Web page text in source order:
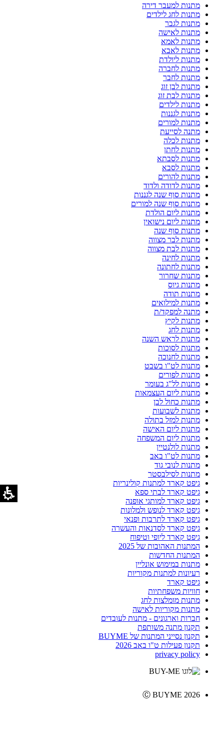
מתנות למעבר דירה
מתנות לחג לילדים
מתנות לגבר
מתנות לאישה
מתנות לאמא
מתנות לאבא
מתנות ליולדת
מתנות לחברה
מתנות לחבר
מתנות לבן זוג
מתנות לבת זוג
מתנות לילדים
מתנות לגננות
מתנות למורים
מתנה לסייעת
מתנות לכלה
מתנות לחתן
מתנות לסבתא
מתנות לסבא
מתנות להורים
מתנות לדודה ולדוד
מתנות סוף שנה לגננות
מתנות סוף שנה למורים
מתנות ליום הולדת
מתנות ליום נישואין
מתנות סוף שנה
מתנות לבר מצווה
מתנות לבת מצווה
מתנות לחינה
מתנות לחתונה
מתנות שחרור
מתנות גיוס
מתנות תודה
מתנות למילואים
מתנה למפקד/ת
מתנות לקיץ
מתנות לחג
מתנות לראש השנה
מתנות לסוכות
מתנות לחנוכה
מתנות לט"ו בשבט
מתנות לפורים
מתנות לל"ג בעומר
מתנות ליום העצמאות
מתנות כחול לבן
מתנות לשבועות
מתנות למזל בתולה
מתנות ליום האישה
מתנות ליום המשפחה
מתנות לולנטיין
מתנות לט"ו באב
מתנות לנובי גוד
מתנות לסילבסטר
גיפט קארד למתנות קולינריות
גיפט קארד לבתי ספא
גיפט קארד למותגי אופנה
גיפט קארד לנופש ולמלונות
גיפט קארד לתרבות ופנאי
גיפט קארד לסדנאות והעשרה
גיפט קארד ליופי וטיפוח
המתנות האהובות של 2025
המתנות החדשות
מתנות במימוש אונליין
רעיונות למתנות מקוריות
גיפט קארד
חוויות משפחתיות
מתנות מומלצות לחג
מתנות מקוריות לאישה
חברות וארגונים - מתנות לעובדים
תקנון מתנה משותפת
תקנון נסייני המתנות של BUYME
תקנון פעילות ט"ו באב 2026
privacy policy
Ⓒ BUYME 2026